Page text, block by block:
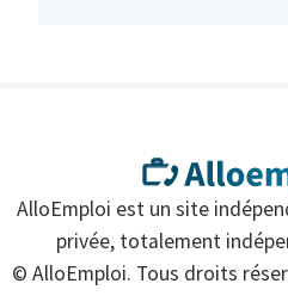
AlloEmploi est un site
privée, totalement
© AlloEmploi. Tous droits